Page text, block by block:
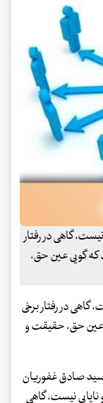
گاهی در رفتار
که گویی عین حق،
گاهی در رفتار برخی
عین حق، حقیقت و
به قلم سید صادق غفوریان
نیست، گاهی